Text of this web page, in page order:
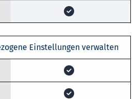
Einstellungen verwalten